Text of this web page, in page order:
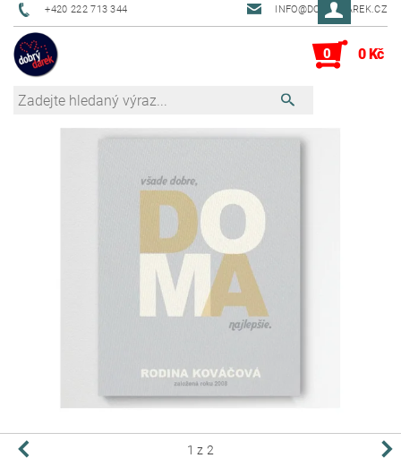
+420 222 713 344 INFO@DOBRYDAREK.CZ
0 0 Kč
1 z 2